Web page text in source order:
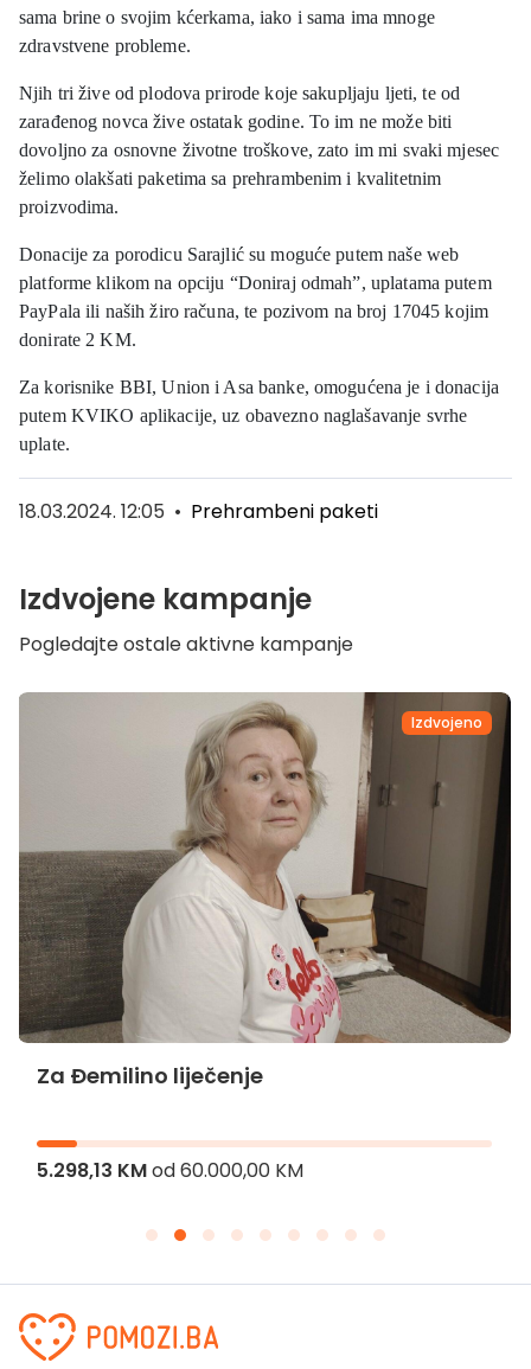
sama brine o svojim kćerkama, iako i sama ima mnoge
zdravstvene probleme.
Njih tri žive od plodova prirode koje sakupljaju ljeti, te od
zarađenog novca žive ostatak godine. To im ne može biti
dovoljno za osnovne životne troškove, zato im mi svaki mjesec
želimo olakšati paketima sa prehrambenim i kvalitetnim
proizvodima.
Donacije za porodicu Sarajlić su moguće putem naše web
platforme klikom na opciju “Doniraj odmah”, uplatama putem
PayPala ili naših žiro računa, te pozivom na broj 17045 kojim
donirate 2 KM.
Za korisnike BBI, Union i Asa banke, omogućena je i donacija
putem KVIKO aplikacije, uz obavezno naglašavanje svrhe
uplate.
18.03.2024. 12:05 • Prehrambeni paketi
Izdvojene kampanje
Pogledajte ostale aktivne kampanje
Izdvojeno
Za Đemilino liječenje
5.298,13 KMod60.000,00 KM